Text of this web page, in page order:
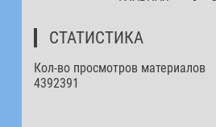
СТАТИСТИКА
Кол-во просмотров материалов
4392391